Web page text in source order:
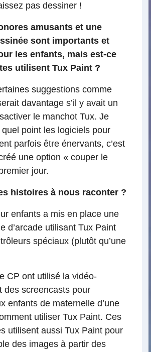
pas dessiner !
amusants et une
sont importants et
les enfants, mais est-ce
utilisent Tux Paint ?
suggestions comme
davantage s’il y avait un
le manchot Tux. Je
point les logiciels pour
parfois être énervants, c’est
une option « couper le
jour.
histoires à nous raconter ?
enfants a mis en place une
d’arcade utilisant Tux Paint
spéciaux (plutôt qu’une
CP ont utilisé la vidéo-
des screencasts pour
enfants de maternelle d’une
utiliser Tux Paint. Ces
utilisent aussi Tux Paint pour
des images à partir des